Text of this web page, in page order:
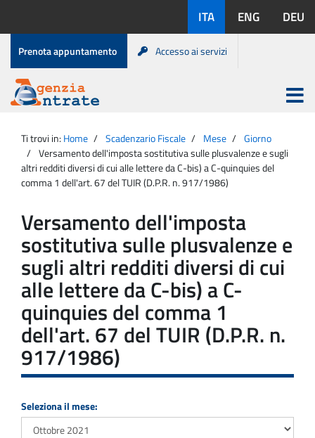
contenuto
disponibili:
ITA ENG DEU
Menu
di
servizio
Prenota appuntamento Accesso ai servizi
Agenzia
Entrate
Apri
menu
principale
Ti trovi in: Home Scadenzario Fiscale Mese
Giorno
Versamento dell'imposta sostitutiva sulle plusvalenze e sugli
altri redditi diversi di cui alle lettere da C-bis) a C-quinquies del
comma 1 dell'art. 67 del TUIR (D.P.R. n. 917/1986)
Versamento dell'imposta
sostitutiva sulle plusvalenze e
sugli altri redditi diversi di cui
alle lettere da C-bis) a C-
quinquies del comma 1
dell'art. 67 del TUIR (D.P.R. n.
917/1986)
Seleziona il mese: